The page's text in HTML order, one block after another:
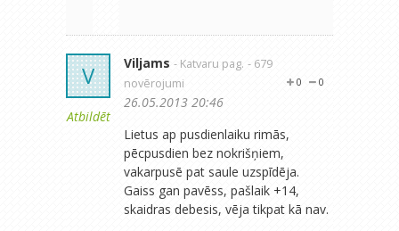
V
Atbildēt
Viljams - Katvaru pag. - 679
novērojumi
0
0
26.05.2013 20:46
Lietus ap pusdienlaiku rimās,
pēcpusdien bez nokrišņiem,
vakarpusē pat saule uzspīdēja.
Gaiss gan pavēss, pašlaik +14,
skaidras debesis, vēja tikpat kā nav.